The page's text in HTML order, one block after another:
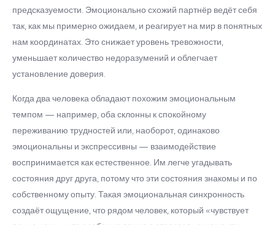
предсказуемости. Эмоционально схожий партнёр ведёт себя
так, как мы примерно ожидаем, и реагирует на мир в понятных
нам координатах. Это снижает уровень тревожности,
уменьшает количество недоразумений и облегчает
установление доверия.
Когда два человека обладают похожим эмоциональным
темпом — например, оба склонны к спокойному
переживанию трудностей или, наоборот, одинаково
эмоциональны и экспрессивны — взаимодействие
воспринимается как естественное. Им легче угадывать
состояния друг друга, потому что эти состояния знакомы и по
собственному опыту. Такая эмоциональная синхронность
создаёт ощущение, что рядом человек, который «чувствует